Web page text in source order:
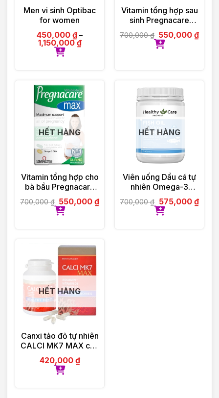
Men vi sinh Optibac
for women
450,000 ₫ –
1,150,000₫
Vitamin tổng hợp sau
sinh Pregnacare
Breast-feeding 84
viên Vitabiotics UK
700,000₫ 550,000₫
HẾT HÀNG
Vitamin tổng hợp cho
bà bầu Pregnacare
Max 84 viên
Vitabiotics UK
700,000₫ 550,000₫
HẾT HÀNG
Viên uống Dầu cá tự
nhiên Omega-3
1000mg 400 viên
700,000₫ 575,000 ₫
HẾT HÀNG
Canxi tảo đỏ tự nhiên
CALCI MK7 MAX của
Ba Lan 60 viên
420,000 ₫